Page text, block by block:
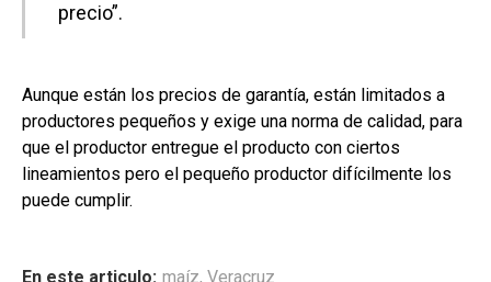
precio”.
Aunque están los precios de garantía, están limitados a
productores pequeños y exige una norma de calidad, para
que el productor entregue el producto con ciertos
lineamientos pero el pequeño productor difícilmente los
puede cumplir.
En este articulo: maíz, Veracruz